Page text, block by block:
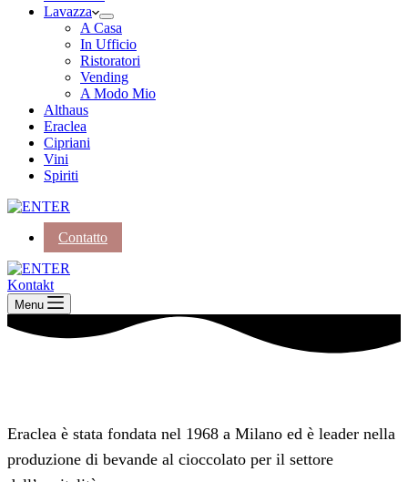
Lavazza
A Casa
In Ufficio
Ristoratori
Vending
A Modo Mio
Althaus
Eraclea
Cipriani
Vini
Spiriti
Contatto
Kontakt
Menu
Eraclea è stata fondata nel 1968 a Milano ed è leader nella
produzione di bevande al cioccolato per il settore